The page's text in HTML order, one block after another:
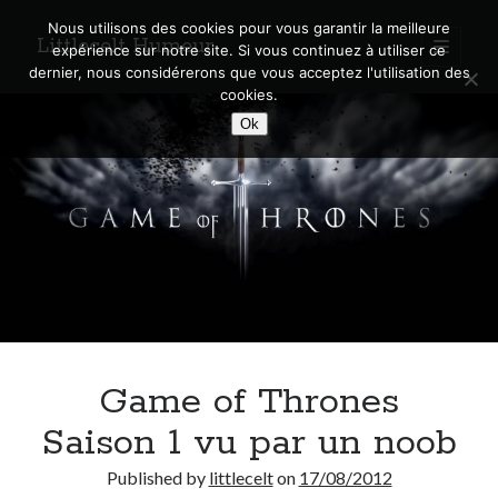
Littlecelt Humeur
open
primary
menu
Sidebar
Recherche sur le blog
Quel Lyonnais es-tu, Renaud Ducher ?
A quand une véritable place pour le vélo à Caluire dans la Métropole de
Lyon ?
Comment je vis ma vie sur un vélo
Game of Thrones
Saison 1 vu par un noob
Published by littlecelton 17/08/2012
Nous utilisons des cookies pour vous garantir la meilleure
expérience sur notre site. Si vous continuez à utiliser ce
dernier, nous considérerons que vous acceptez l'utilisation des
cookies.
Ok